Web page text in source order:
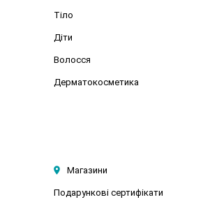
Тіло
Діти
Волосся
Дерматокосметика
Магазини
Подарункові сертифікати